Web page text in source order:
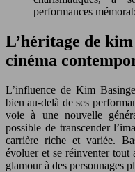
performances
L’héritage de
cinéma
L’influence de Kim
bien au-delà de ses
voie à une nouvelle
possible de transcender
carrière riche et variée.
évoluer et se réinventer tout
glamour à des personnages